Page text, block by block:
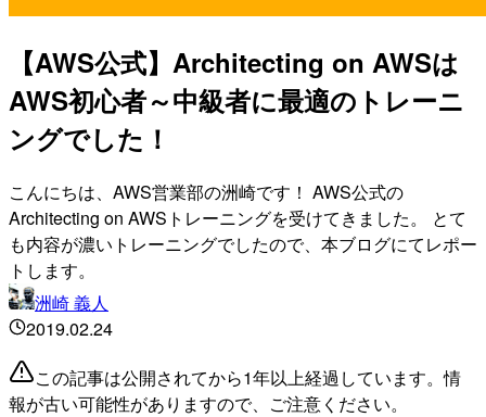
【AWS公式】Architecting on AWSは
AWS初心者～中級者に最適のトレーニ
ングでした！
こんにちは、AWS営業部の洲崎です！ AWS公式の
Architecting on AWSトレーニングを受けてきました。 とて
も内容が濃いトレーニングでしたので、本ブログにてレポー
トします。
洲崎 義人
2019.02.24
この記事は公開されてから1年以上経過しています。情
報が古い可能性がありますので、ご注意ください。